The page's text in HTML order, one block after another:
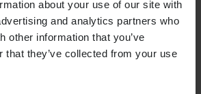
about your use of our site with
and analytics partners who
other information that you’ve
that they’ve collected from your use